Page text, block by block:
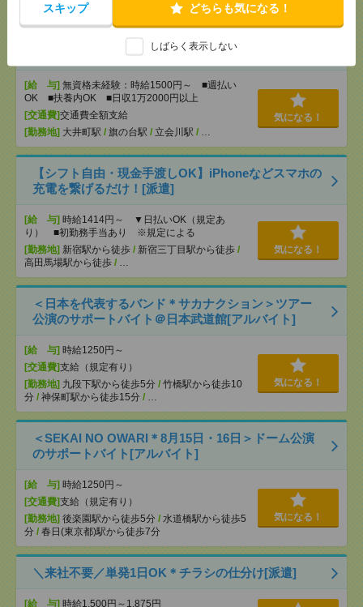
スキップ どちらも気になる！
しばらく表示しない
説明会参加で全員に【現金2千円相当プレゼント】生
活のお手伝い[派遣]
[給 与] 無資格未経験：時給1500円～ ■週払い
OK ■扶養内OK ■日収1万2000円以上
[交通費]交通費全額支給
[勤務地] 大井町駅 / 旗の台駅 / 立会川駅 / …
気になる！
【シフト自由・現金手渡しOK】iPhoneなどスマホの
充電を繋げるだけ！[派遣]
[給 与] 時給1414円～ ▼日払いOK（規定あ
り） ■初勤務手当あり ※規定による
[勤務地] 新宿駅から徒歩 / 新宿三丁目駅から徒歩 /
高田馬場駅から徒歩 / …
気になる！
＜日本を代表するバンド＊サカナクション＞ツアー
公演のサポートバイト＠日本武道館[アルバイト]
[給 与] 時給1250円～
[交通費]支給（規定有り）
[勤務地] 九段下駅から徒歩5分 / 竹橋駅から徒歩10
分 / 神保町駅から徒歩15分 / …
気になる！
＜SEKAI NO OWARI＊8月15日・16日＞ドーム公演
のサポートバイト[アルバイト]
[給 与] 時給1250円～
[交通費]支給（規定有り）
[勤務地] 後楽園駅から徒歩5分 / 水道橋駅から徒歩5
分 / 春日(東京都)駅から徒歩7分
気になる！
＼来社不要／単発1日OK＊チラシの仕分け[派遣]
[給 与] 時給1,500円～1,875円